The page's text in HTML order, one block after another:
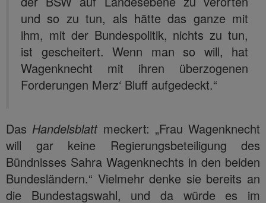
und so zu tun, als hätte das ganze mit
ihm, mit der Bundespolitik, nichts zu tun,
ist gescheitert. Wenn man so will, hat
Wagenknecht mit ihren überzogenen
Forderungen Merz‘ Bluff aufgedeckt.“
DasHandelsblatt meckert: „Frau Wagenknecht
will gar keine Regierungsbeteiligung des
Bündnisses Sahra Wagenknechts in den beiden
Bundesländern.“ Vielmehr denke sie bereits an
die Bundestagswahl, und da würde es im